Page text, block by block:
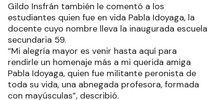
Gildo Insfrán también le comentó a los
estudiantes quien fue en vida Pabla Idoyaga, la
docente cuyo nombre lleva la inaugurada escuela
secundaria 59.
“Mi alegría mayor es venir hasta aquí para
rendirle un homenaje más a mi querida amiga
Pabla Idoyaga, quien fue militante peronista de
toda su vida, una abnegada profesora, formada
con mayúsculas”, describió.